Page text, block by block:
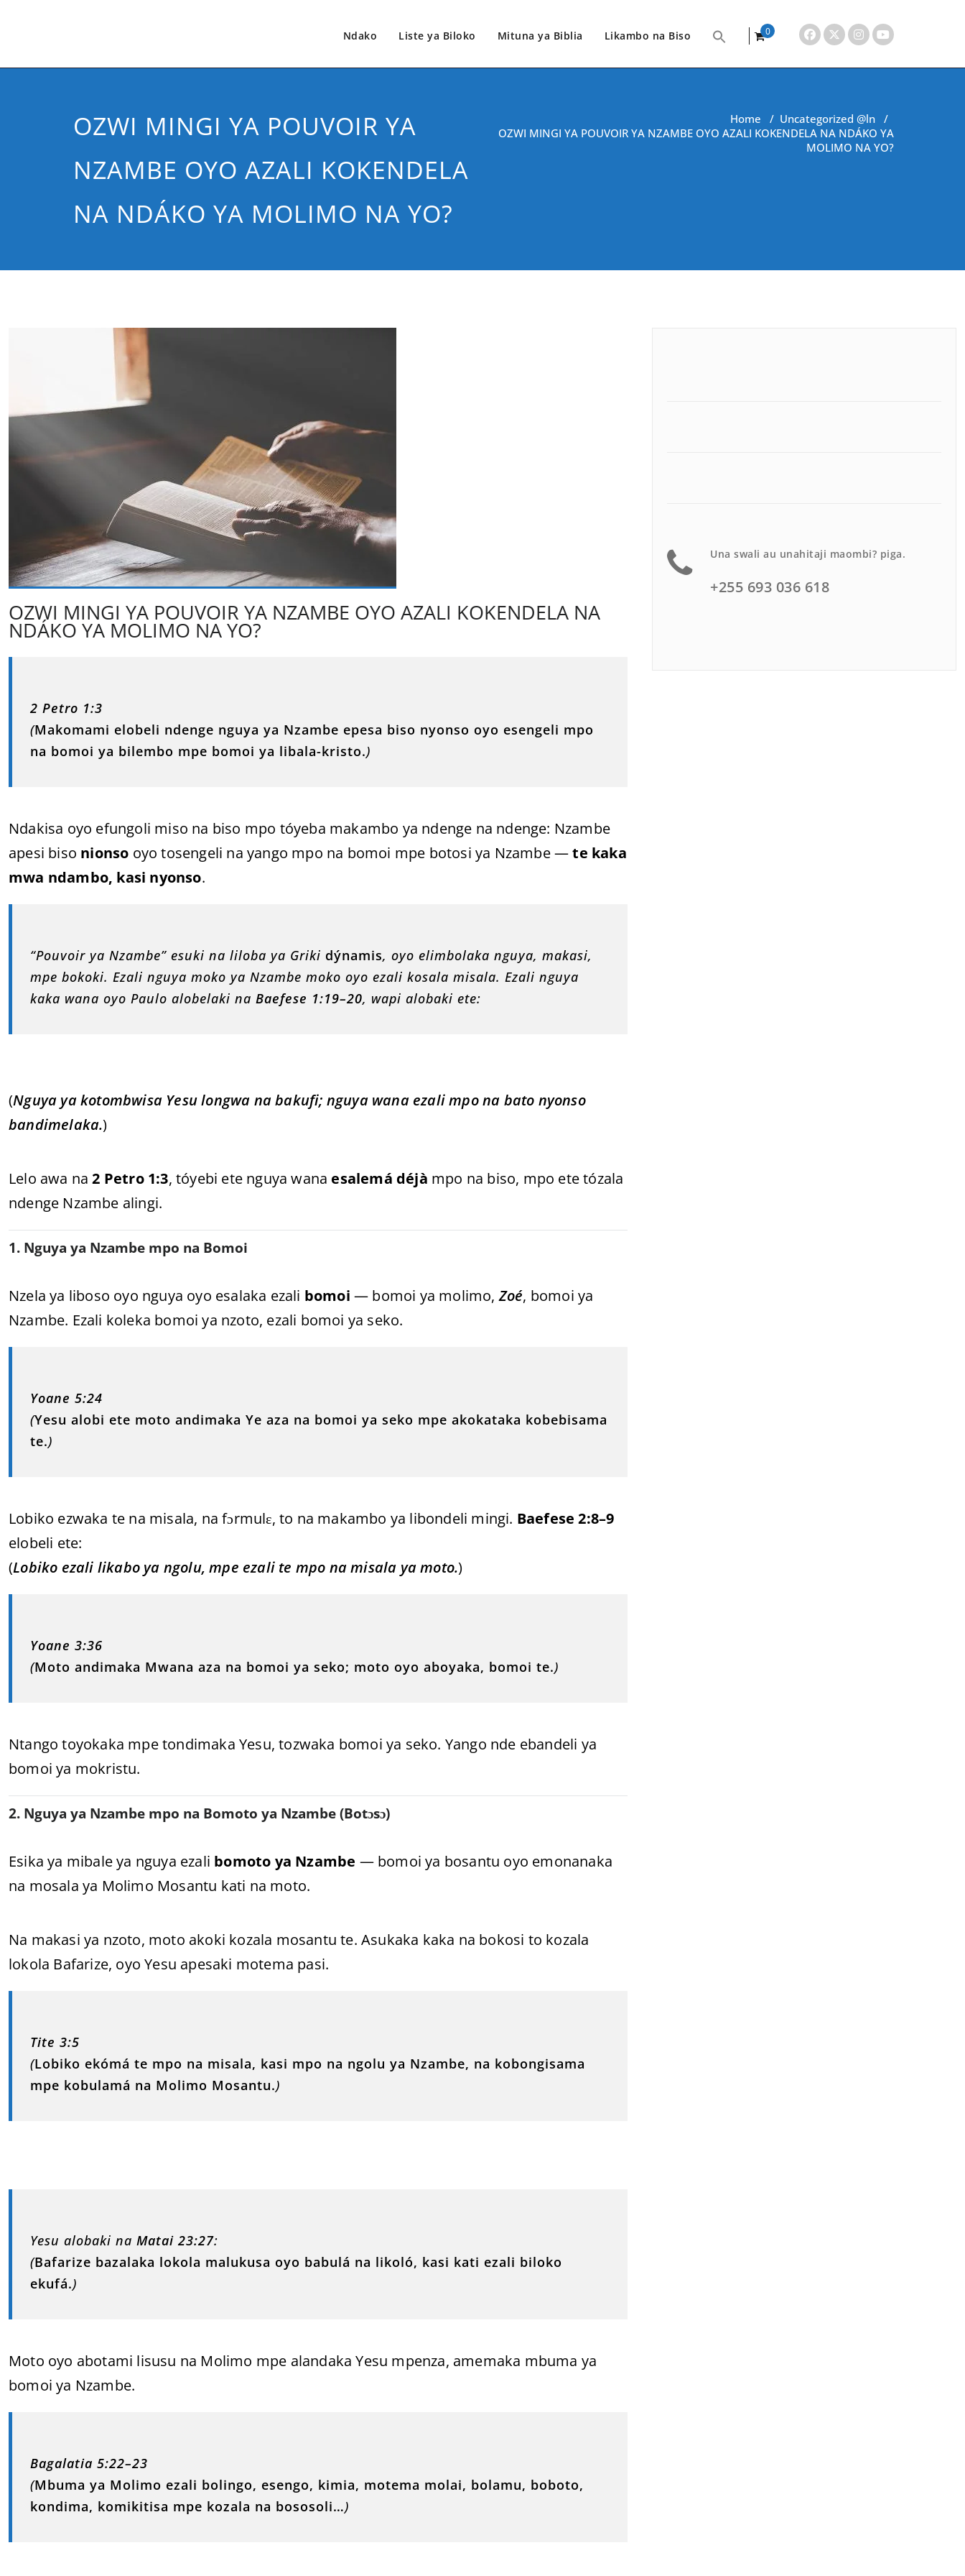
Ndako Liste ya Biloko Mituna ya Biblia Likambo na Biso
0
OZWI MINGI YA POUVOIR YA
NZAMBE OYO AZALI KOKENDELA
NA NDÁKO YA MOLIMO NA YO?
Home / Uncategorized @ln /
OZWI MINGI YA POUVOIR YA NZAMBE OYO AZALI KOKENDELA NA NDÁKO YA
MOLIMO NA YO?
OZWI MINGI YA POUVOIR YA NZAMBE OYO AZALI KOKENDELA NA
NDÁKO YA MOLIMO NA YO?
2 Petro 1:3
(Makomami elobeli ndenge nguya ya Nzambe epesa biso nyonso oyo esengeli mpo
na bomoi ya bilembo mpe bomoi ya libala-kristo.)
Ndakisa oyo efungoli miso na biso mpo tóyeba makambo ya ndenge na ndenge: Nzambe
apesi biso nionso oyo tosengeli na yango mpo na bomoi mpe botosi ya Nzambe —te kaka
mwa ndambo, kasi nyonso.
“Pouvoir ya Nzambe” esuki na liloba ya Griki dýnamis, oyo elimbolaka nguya, makasi,
mpe bokoki. Ezali nguya moko ya Nzambe moko oyo ezali kosala misala. Ezali nguya
kaka wana oyo Paulo alobelaki na Baefese 1:19–20, wapi alobaki ete:
(Nguya ya kotombwisa Yesu longwa na bakufi; nguya wana ezali mpo na bato nyonso
bandimelaka.)
Lelo awa na2 Petro 1:3, tóyebi ete nguya wana esalemá déjà mpo na biso, mpo ete tózala
ndenge Nzambe alingi.
1. Nguya ya Nzambe mpo na Bomoi
Nzela ya liboso oyo nguya oyo esalaka ezali bomoi — bomoi ya molimo,Zoé, bomoi ya
Nzambe. Ezali koleka bomoi ya nzoto, ezali bomoi ya seko.
Yoane 5:24
(Yesu alobi ete moto andimaka Ye aza na bomoi ya seko mpe akokataka kobebisama
te.)
Lobiko ezwaka te na misala, na fɔrmulɛ, to na makambo ya libondeli mingi. Baefese 2:8–9
elobeli ete:
(Lobiko ezali likabo ya ngolu, mpe ezali te mpo na misala ya moto.)
Yoane 3:36
(Moto andimaka Mwana aza na bomoi ya seko; moto oyo aboyaka, bomoi te.)
Ntango toyokaka mpe tondimaka Yesu, tozwaka bomoi ya seko. Yango nde ebandeli ya
bomoi ya mokristu.
2. Nguya ya Nzambe mpo na Bomoto ya Nzambe (Botɔsɔ)
Esika ya mibale ya nguya ezali bomoto ya Nzambe — bomoi ya bosantu oyo emonanaka
na mosala ya Molimo Mosantu kati na moto.
Na makasi ya nzoto, moto akoki kozala mosantu te. Asukaka kaka na bokosi to kozala
lokola Bafarize, oyo Yesu apesaki motema pasi.
Tite 3:5
(Lobiko ekómá te mpo na misala, kasi mpo na ngolu ya Nzambe, na kobongisama
mpe kobulamá na Molimo Mosantu.)
Yesu alobaki na Matai 23:27:
(Bafarize bazalaka lokola malukusa oyo babulá na likoló, kasi kati ezali biloko
ekufá.)
Moto oyo abotami lisusu na Molimo mpe alandaka Yesu mpenza, amemaka mbuma ya
bomoi ya Nzambe.
Bagalatia 5:22–23
(Mbuma ya Molimo ezali bolingo, esengo, kimia, motema molai, bolamu, boboto,
kondima, komikitisa mpe kozala na bososoli…)
Una swali au unahitaji maombi? piga.
+255 693 036 618